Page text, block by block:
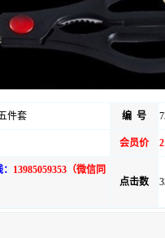
件套 编 号
会员价
13985059353（微信同
点击数